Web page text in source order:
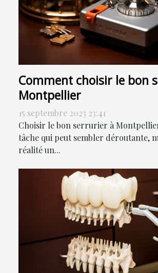
Comment choisir le bon
Montpellier
15 septembre 2023 23:41
Choisir le bon serrurier à
tâche qui peut sembler déroutante,
réalité un...